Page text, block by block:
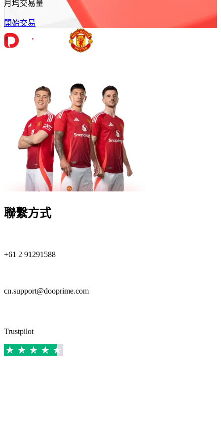
月均交易量
開始交易
聯繫方式
+61 2 91291588
cn.support@dooprime.com
Trustpilot